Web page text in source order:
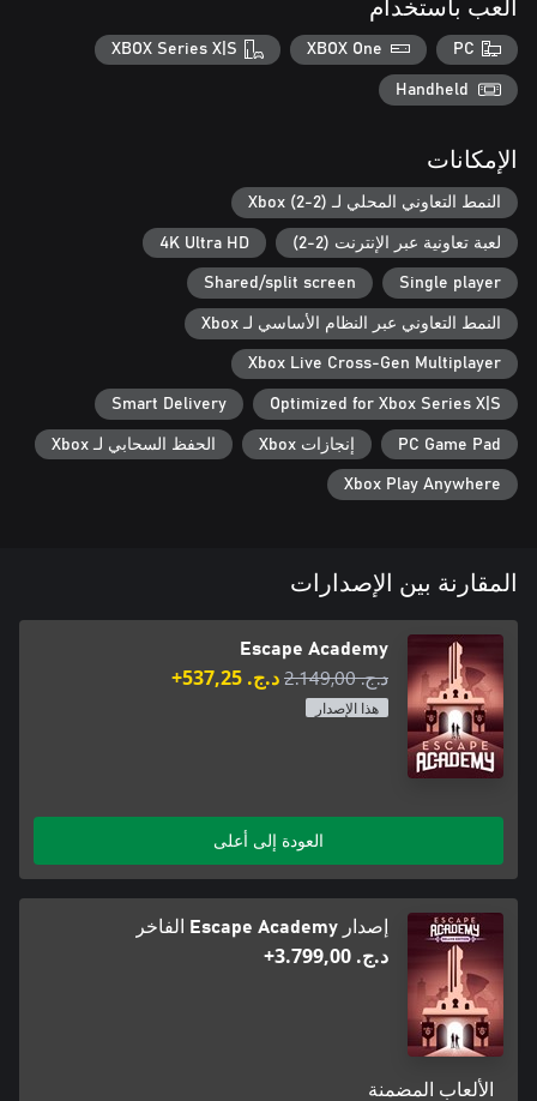
العب باستخدام
PC
XBOX One
XBOX Series X|S
Handheld
الإمكانات
النمط التعاوني المحلي لـ Xbox (2-2)
لعبة تعاونية عبر الإنترنت (2-2) 4K Ultra HD
Single player
Shared/split screen
النمط التعاوني عبر النظام الأساسي لـ Xbox
Xbox Live Cross-Gen Multiplayer
Optimized for Xbox Series X|S
Smart Delivery
PC Game Pad إنجازات Xbox الحفظ السحابي لـ Xbox
Xbox Play Anywhere
المقارنة بين الإصدارات
Escape Academy
د.ج.‏ 2.149,00 د.ج.‏ 537,25+
هذا الإصدار
العودة إلى أعلى
إصدار Escape Academy الفاخر
د.ج.‏ 3.799,00+
الألعاب المضمنة